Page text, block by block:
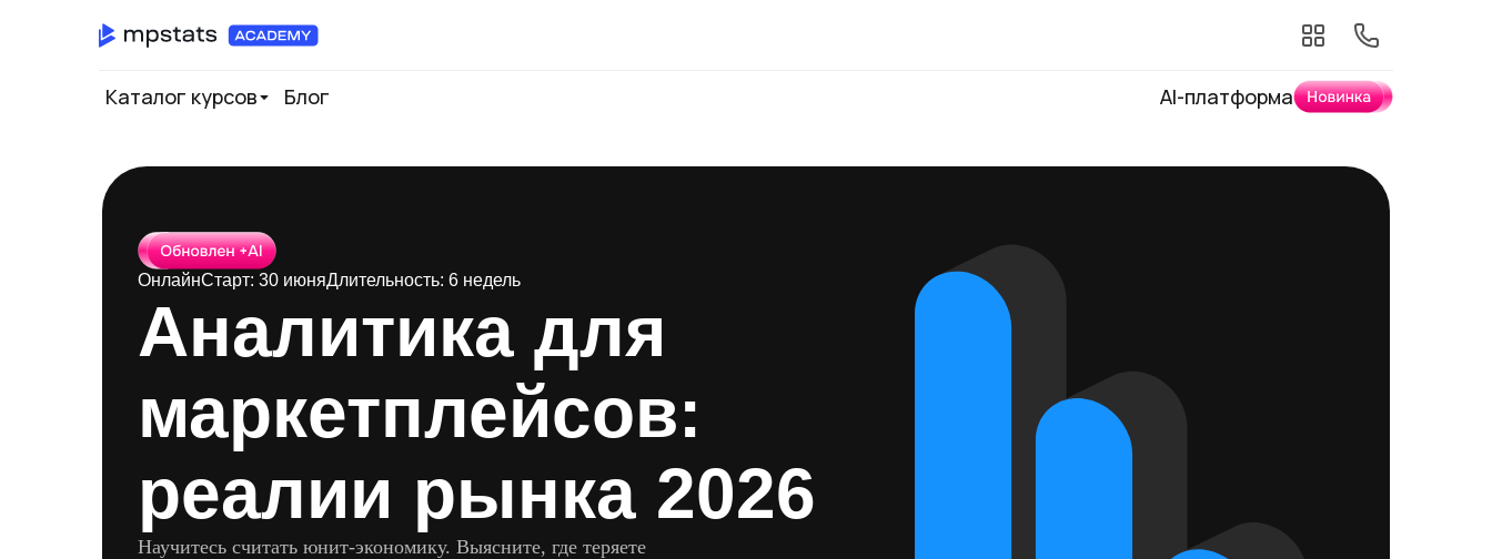
Каталог курсов Блог AI-платформа
ОнлайнСтарт: 30 июняДлительность: 6 недель
Аналитика для
маркетплейсов:
реалии рынка 2026
Научитесь считать юнит-экономику. Выясните, где теряете